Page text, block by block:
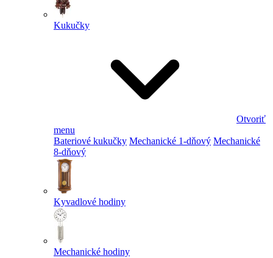
Kukučky
Otvoriť
menu
Bateriové kukučky Mechanické 1-dňový Mechanické
8-dňový
Kyvadlové hodiny
Mechanické hodiny